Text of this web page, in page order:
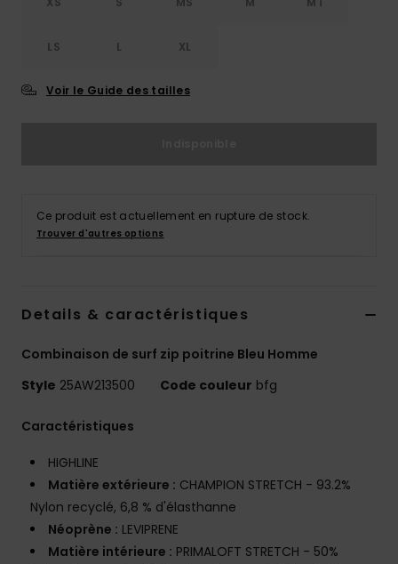
LS L XL
Voir le Guide des tailles
Ce produit est actuellement en rupture de stock.
Trouver d'autres options
Details & caractéristiques
Combinaison de surf zip poitrine Bleu Homme
Style 25AW213500 Code couleur bfg
Caractéristiques
HIGHLINE
Matière extérieure : CHAMPION STRETCH - 93.2%
Nylon recyclé, 6,8 % d'élasthanne
Néoprène : LEVIPRENE
Matière intérieure : PRIMALOFT STRETCH - 50%